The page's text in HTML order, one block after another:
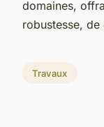
domaines,
robustesse,
Travaux